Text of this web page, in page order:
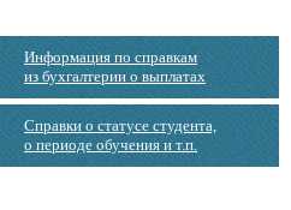
Информация по справкам
из бухгалтерии о выплатах
Справки о статусе студента,
о периоде обучения и т.п.